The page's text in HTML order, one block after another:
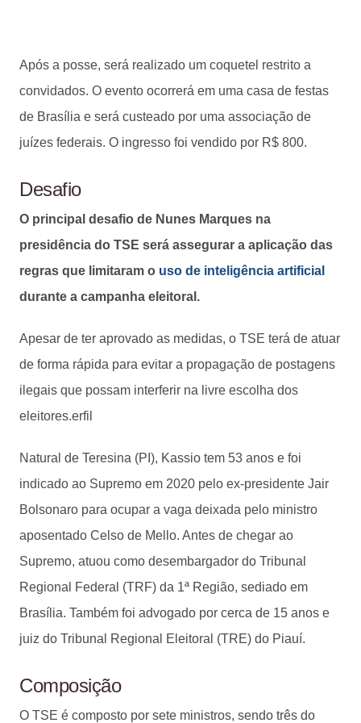
Após a posse, será realizado um coquetel restrito a
convidados. O evento ocorrerá em uma casa de festas
de Brasília e será custeado por uma associação de
juízes federais. O ingresso foi vendido por R$ 800.
Desafio
O principal desafio de Nunes Marques na
presidência do TSE será assegurar a aplicação das
regras que limitaram o uso de inteligência artificial
durante a campanha eleitoral.
Apesar de ter aprovado as medidas, o TSE terá de atuar
de forma rápida para evitar a propagação de postagens
ilegais que possam interferir na livre escolha dos
eleitores.erfil
Natural de Teresina (PI), Kassio tem 53 anos e foi
indicado ao Supremo em 2020 pelo ex-presidente Jair
Bolsonaro para ocupar a vaga deixada pelo ministro
aposentado Celso de Mello. Antes de chegar ao
Supremo, atuou como desembargador do Tribunal
Regional Federal (TRF) da 1ª Região, sediado em
Brasília. Também foi advogado por cerca de 15 anos e
juiz do Tribunal Regional Eleitoral (TRE) do Piauí.
Composição
O TSE é composto por sete ministros, sendo três do